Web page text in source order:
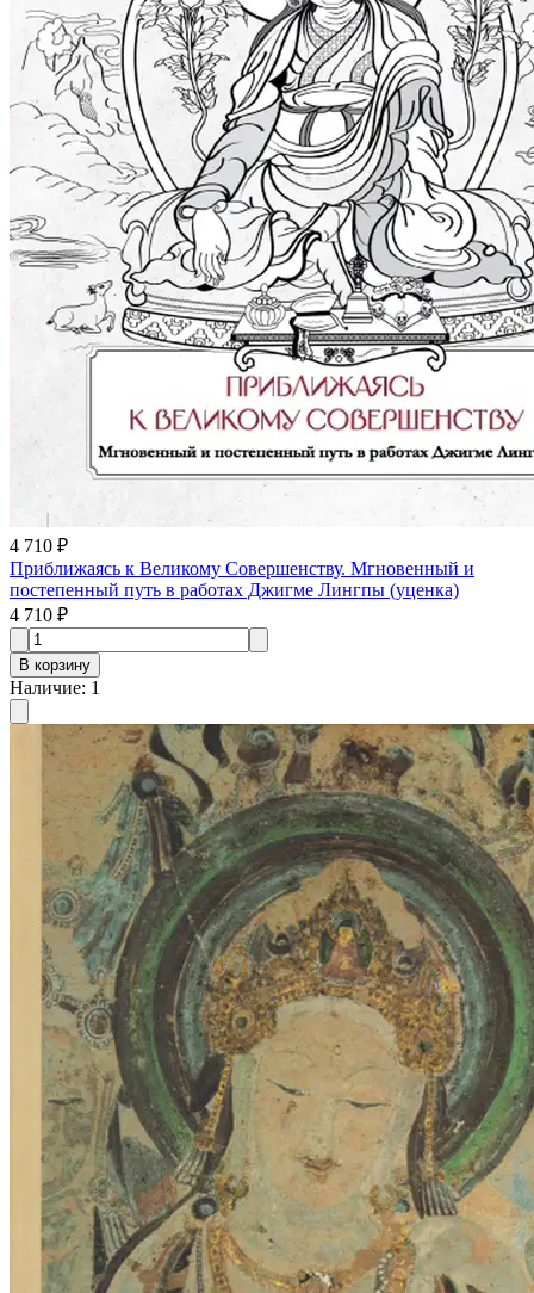
4 710 ₽
Приближаясь к Великому Совершенству. Мгновенный и
постепенный путь в работах Джигме Лингпы (уценка)
4 710 ₽
В корзину
Наличие: 1